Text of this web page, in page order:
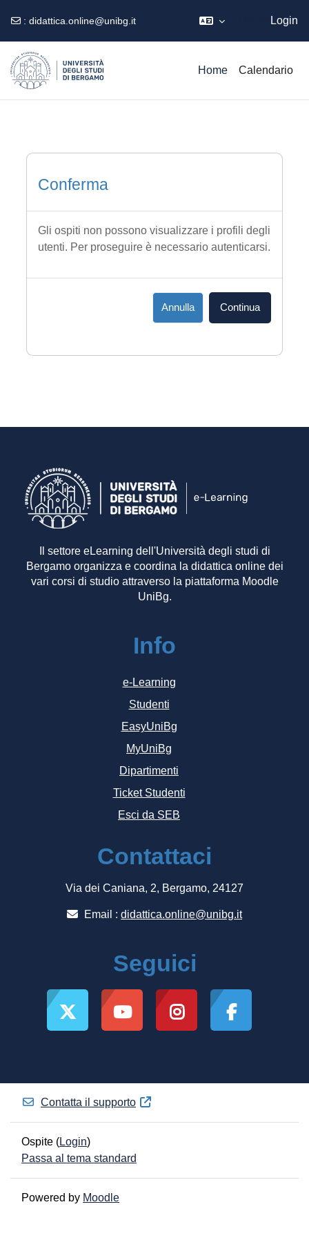
: didattica.online@unibg.it Login
Home Calendario
Conferma
Gli ospiti non possono visualizzare i profili degli
utenti. Per proseguire è necessario autenticarsi.
Annulla Continua
Il settore eLearning dell'Università degli studi di
Bergamo organizza e coordina la didattica online dei
vari corsi di studio attraverso la piattaforma Moodle
UniBg.
Info
e-Learning
Studenti
EasyUniBg
MyUniBg
Dipartimenti
Ticket Studenti
Esci da SEB
Contattaci
Via dei Caniana, 2, Bergamo, 24127
Email : didattica.online@unibg.it
Seguici
Contatta il supporto
Ospite (Login)
Passa al tema standard
Powered by Moodle